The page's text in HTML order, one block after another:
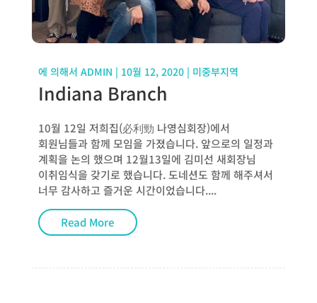
에 의해서 ADMIN | 10월 12, 2020| 미중부지역
Indiana Branch
10월 12일 저희집( 必利勁 나영심회장)에서
회원님들과 함께 모임을 가졌습니다. 앞으로의 일정과
계획을 논의 했으며 12월13일에 김미선 새회장님
이취임식을 갖기로 했습니다. 도네션도 함께 해주셔서
너무 감사하고 즐거운 시간이었습니다....
Read More